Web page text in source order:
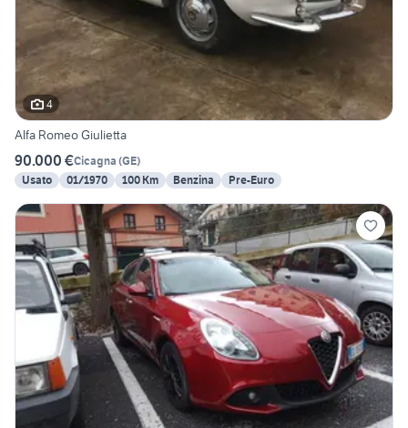
4
Alfa Romeo Giulietta
90.000 €Cicagna (GE)
Usato
01/1970 100 Km Benzina Pre-Euro